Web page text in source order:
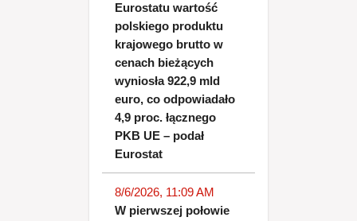
Eurostatu wartość
polskiego produktu
krajowego brutto w
cenach bieżących
wyniosła 922,9 mld
euro, co odpowiadało
4,9 proc. łącznego
PKB UE – podał
Eurostat
8/6/2026, 11:09 AM
W pierwszej połowie